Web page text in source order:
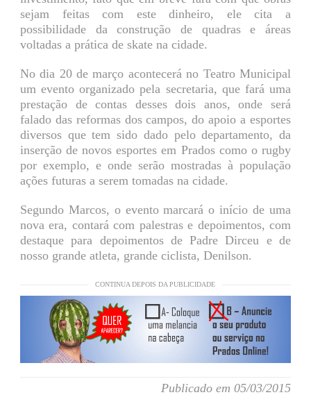
sejam feitas com este dinheiro, ele cita a
possibilidade da construção de quadras e áreas
voltadas a prática de skate na cidade.
No dia 20 de março acontecerá no Teatro Municipal
um evento organizado pela secretaria, que fará uma
prestação de contas desses dois anos, onde será
falado das reformas dos campos, do apoio a esportes
diversos que tem sido dado pelo departamento, da
inserção de novos esportes em Prados como o rugby
por exemplo, e onde serão mostradas à população
ações futuras a serem tomadas na cidade.
Segundo Marcos, o evento marcará o início de uma
nova era, contará com palestras e depoimentos, com
destaque para depoimentos de Padre Dirceu e de
nosso grande atleta, grande ciclista, Denilson.
CONTINUA DEPOIS DA PUBLICIDADE
Publicado em 05/03/2015